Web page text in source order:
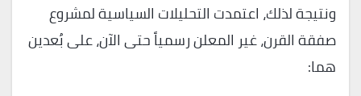
ونتيجة لذلك، اعتمدت التحليلات السياسية لمشروع
صفقة القرن، غير المعلن رسمياً حتى الآن، على بُعدين
هما: